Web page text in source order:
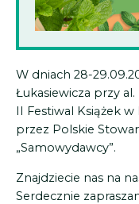
W dniach 28-
Łukasiewicza przy
II Festiwal Książek
przez Polskie
„Samowydawcy”.
Znajdziecie nas na
Serdecznie